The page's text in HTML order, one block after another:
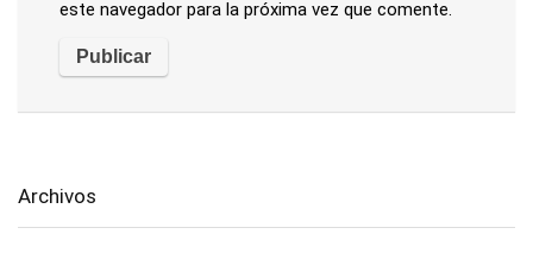
este navegador para la próxima vez que comente.
Archivos